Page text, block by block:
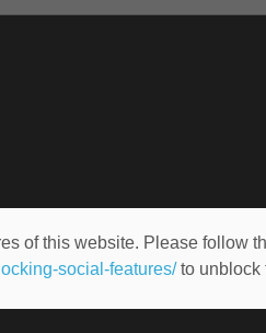
of this website. Please follow
social-features/to unblock